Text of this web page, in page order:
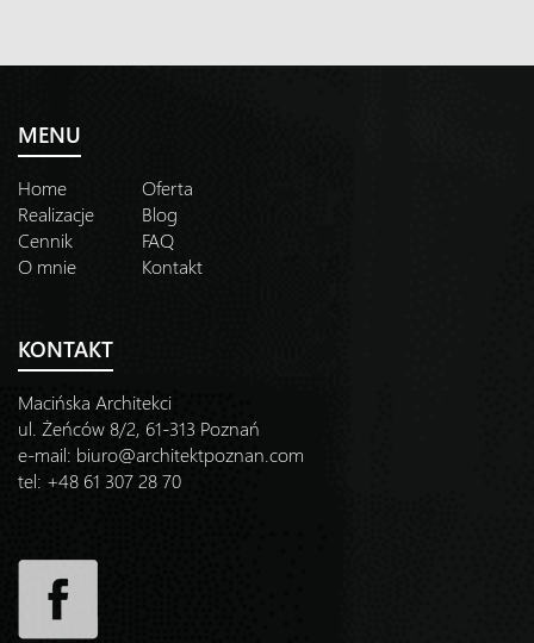
MENU
Home
Oferta
Realizacje
Blog
Cennik
FAQ
O mnie
Kontakt
KONTAKT
Macińska Architekci
ul. Żeńców 8/2, 61-313 Poznań
e-mail: biuro@architektpoznan.com
tel: +48 61 307 28 70